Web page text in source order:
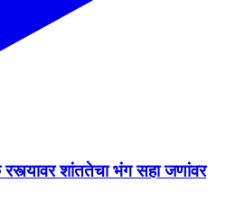
शांततेचा भंग सहा जणांवर